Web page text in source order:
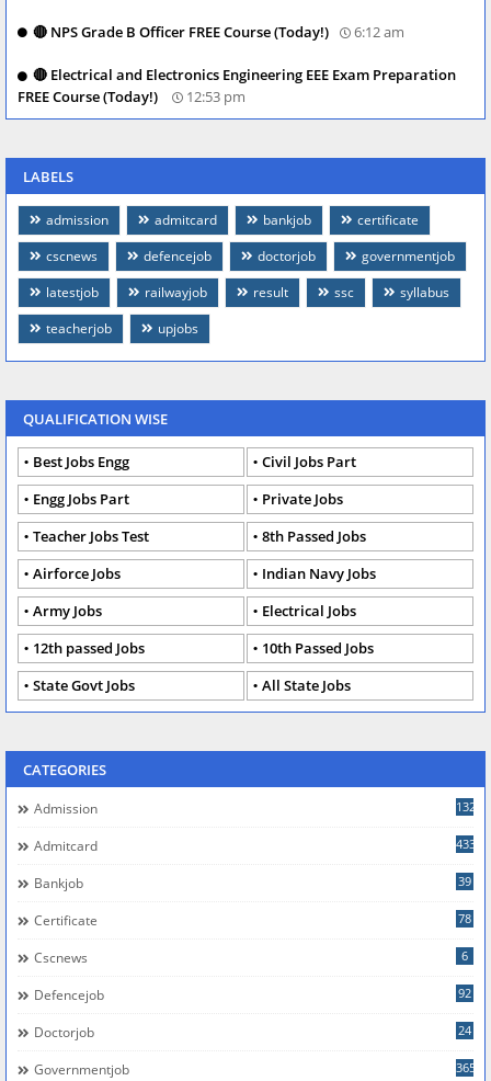
🔴 NPS Grade B Officer FREE Course (Today!) 6:12 am
🔴 Electrical and Electronics Engineering EEE Exam Preparation
FREE Course (Today!)
12:53 pm
LABELS
admission admitcard bankjob
certificate
cscnews
defencejob doctorjob
governmentjob
latestjob
railwayjob result ssc
syllabus
teacherjob
upjobs
QUALIFICATION WISE
Best Jobs Engg
Civil Jobs Part
Engg Jobs Part
Private Jobs
Teacher Jobs Test
8th Passed Jobs
Airforce Jobs
Indian Navy Jobs
Army Jobs
Electrical Jobs
12th passed Jobs
10th Passed Jobs
State Govt Jobs
All State Jobs
CATEGORIES
Admission 132
Admitcard 433
Bankjob 39
Certificate 78
Cscnews 6
Defencejob 92
Doctorjob 24
Governmentjob 365